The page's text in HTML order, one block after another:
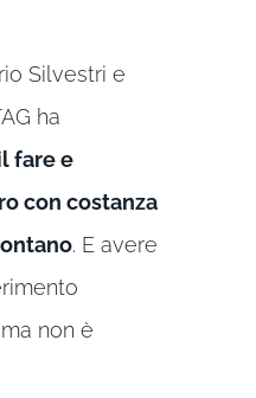
Silvestri e
ha
fare e
con costanza
. E avere
non è